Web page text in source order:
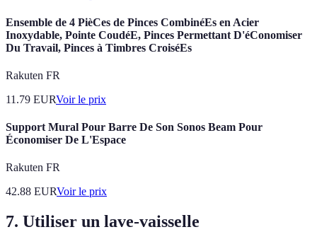
Ensemble de 4 PièCes de Pinces CombinéEs en Acier
Inoxydable, Pointe CoudéE, Pinces Permettant D'éConomiser
Du Travail, Pinces à Timbres CroiséEs
Rakuten FR
11.79 EURVoir le prix
Support Mural Pour Barre De Son Sonos Beam Pour
Économiser De L'Espace
Rakuten FR
42.88 EURVoir le prix
7. Utiliser un lave-vaisselle